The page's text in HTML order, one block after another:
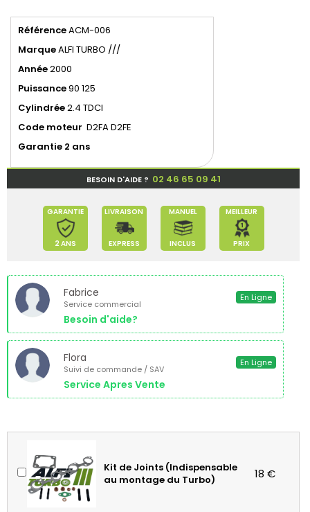
RéférenceACM-006
MarqueALFI TURBO ///
Année2000
Puissance90 125
Cylindrée2.4 TDCI
Code moteur D2FA D2FE
Garantie 2 ans
BESOIN D'AIDE ? 02 46 65 09 41
GARANTIE
2 ANS
LIVRAISON
EXPRESS
MANUEL
INCLUS
MEILLEUR
PRIX
Fabrice
Service commercial
Besoin d'aide?
En Ligne
Flora
Suivi de commande / SAV
Service Apres Vente
En Ligne
Kit de Joints (Indispensable
au montage du Turbo)
18 €